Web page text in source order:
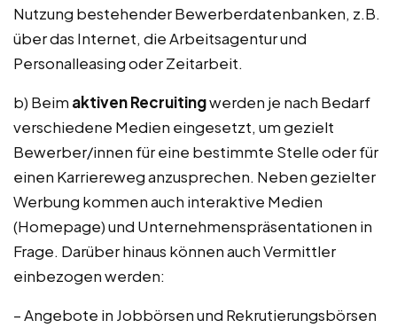
Nutzung bestehender Bewerberdatenbanken, z.B.
über das Internet, die Arbeitsagentur und
Personalleasing oder Zeitarbeit.
b) Beim aktiven Recruitingwerden je nach Bedarf
verschiedene Medien eingesetzt, um gezielt
Bewerber/innen für eine bestimmte Stelle oder für
einen Karriereweg anzusprechen. Neben gezielter
Werbung kommen auch interaktive Medien
(Homepage) und Unternehmenspräsentationen in
Frage. Darüber hinaus können auch Vermittler
einbezogen werden:
– Angebote in Jobbörsen und Rekrutierungsbörsen